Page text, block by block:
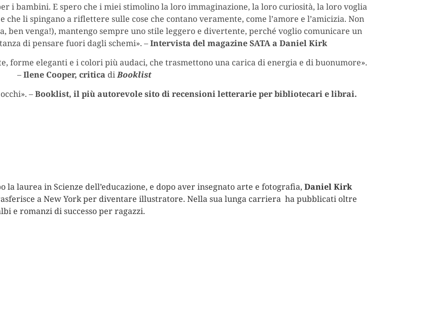
i bambini. E spero che i miei stimolino la loro immaginazione, la loro curiosità, la loro voglia
li spingano a riflettere sulle cose che contano veramente, come l’amore e l’amicizia. Non
ben venga!), mantengo sempre uno stile leggero e divertente, perché voglio comunicare un
di pensare fuori dagli schemi». –Intervista del magazine SATA a Daniel Kirk
forme eleganti e i colori più audaci, che trasmettono una carica di energia e di buonumore».
–Ilene Cooper, critica diBooklist
–Booklist, il più autorevole sito di recensioni letterarie per bibliotecari e librai.
la laurea in Scienze dell’educazione, e dopo aver insegnato arte e fotografia, Daniel Kirk
a New York per diventare illustratore. Nella sua lunga carriera ha pubblicati oltre
e romanzi di successo per ragazzi.